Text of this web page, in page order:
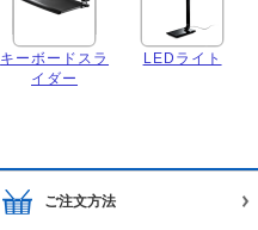
キーボードスラ
イダー
LEDライト
ご注文方法